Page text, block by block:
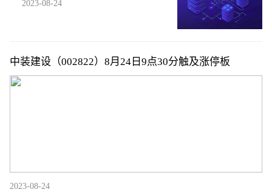
2023-08-24
中装建设（002822）8月24日9点30分触及涨停板
2023-08-24